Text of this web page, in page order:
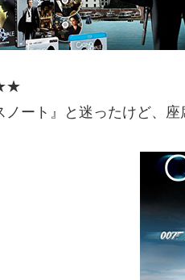
ノート』と迷ったけど、